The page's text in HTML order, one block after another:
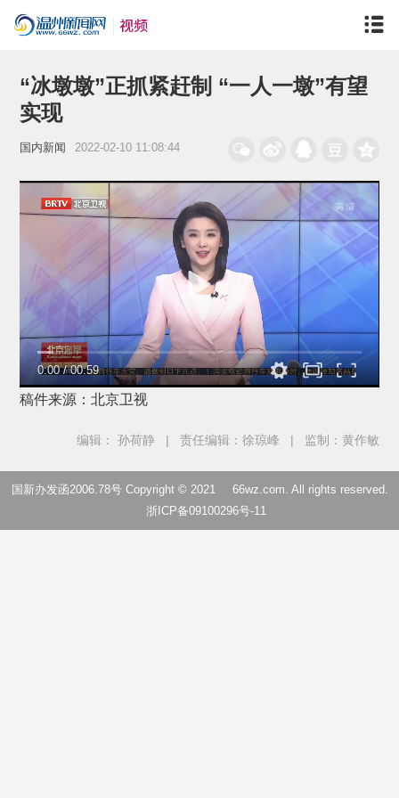
“冰墩墩”正抓紧赶制 “一人一墩”有望
实现
国内新闻 2022-02-10 11:08:44
0:00/00:59
稿件来源：北京卫视
编辑： 孙荷静 责任编辑：徐琼峰 监制：黄作敏
国新办发函2006.78号 Copyright © 2021 66wz.com. All rights reserved.
浙ICP备09100296号-11